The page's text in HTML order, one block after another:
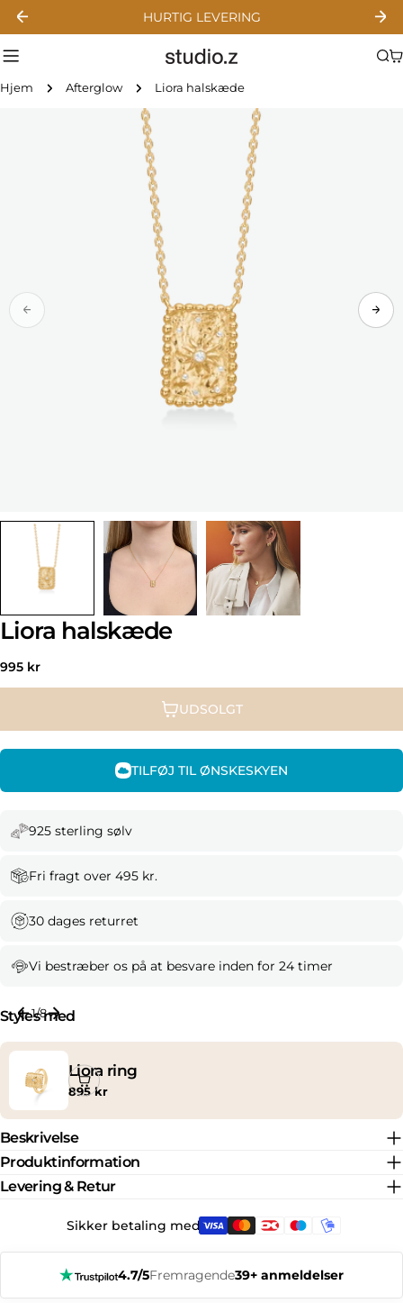
indhold
HURTIG LEVERING
Hjem Afterglow Liora halskæde
Liora halskæde
Normal
pris
995 kr
UDSOLGT
TILFØJ TIL ØNSKESKYEN
925 sterling sølv
Fri fragt over 495 kr.
30 dages returret
Vi bestræber os på at besvare inden for 24 timer
Styles med
Liora ring
Normal
895 kr
1/8
Beskrivelse
Produktinformation
Levering & Retur
Sikker betaling med:
4.7/5Fremragende39+ anmeldelser